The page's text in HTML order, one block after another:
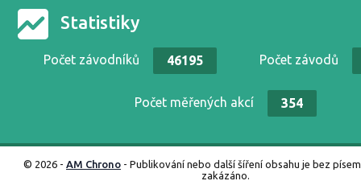
Statistiky
Počet závodníků 46195 Počet závodů
Počet měřených akcí 354
© 2026 - AM Chrono - Publikování nebo další šíření obsahu je bez
zakázáno.